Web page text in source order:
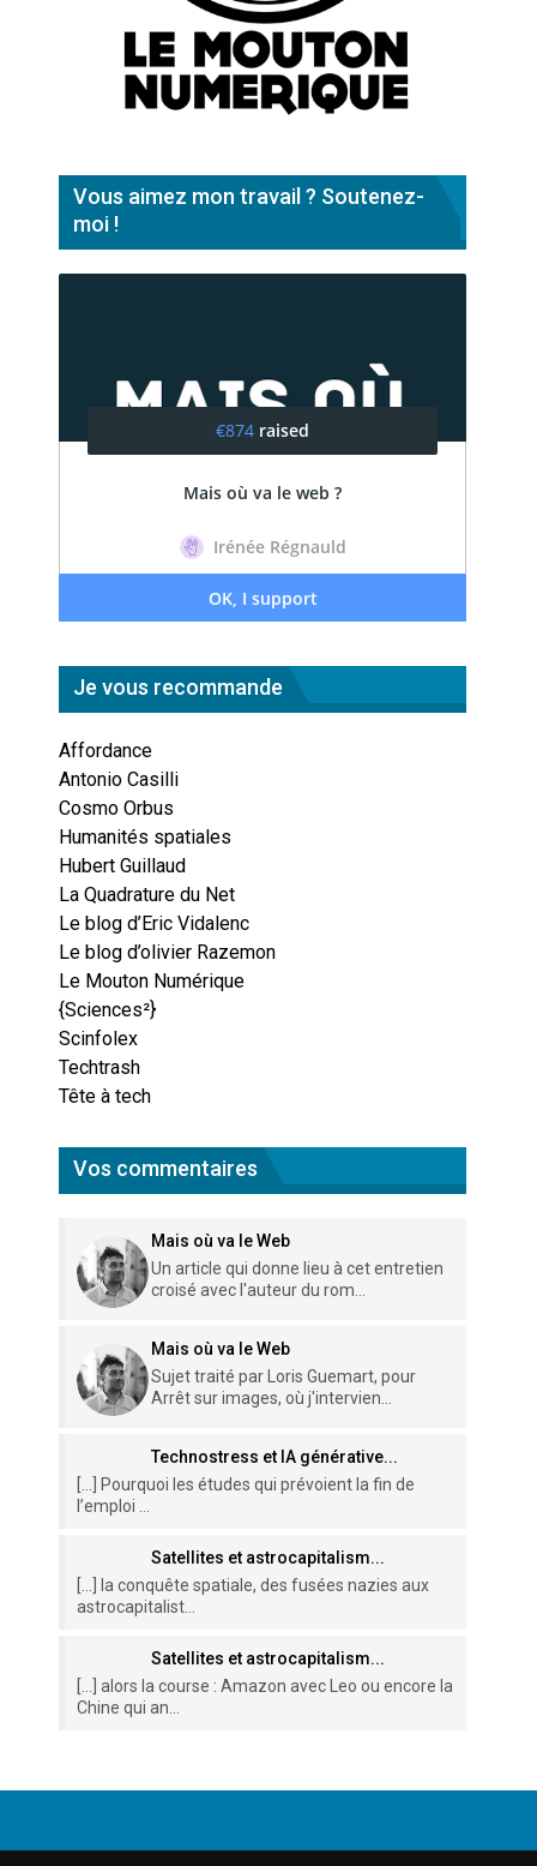
Vous aimez mon travail ? Soutenez-
moi !
Je vous recommande
Affordance
Antonio Casilli
Cosmo Orbus
Humanités spatiales
Hubert Guillaud
La Quadrature du Net
Le blog d’Eric Vidalenc
Le blog d’olivier Razemon
Le Mouton Numérique
{Sciences²}
Scinfolex
Techtrash
Tête à tech
Vos commentaires
Mais où va le Web
Un article qui donne lieu à cet entretien
croisé avec l'auteur du rom...
Mais où va le Web
Sujet traité par Loris Guemart, pour
Arrêt sur images, où j'intervien...
Technostress et IA générative...
[…] Pourquoi les études qui prévoient la fin de
l’emploi ...
Satellites et astrocapitalism...
[…] la conquête spatiale, des fusées nazies aux
astrocapitalist...
Satellites et astrocapitalism...
[…] alors la course : Amazon avec Leo ou encore la
Chine qui an...